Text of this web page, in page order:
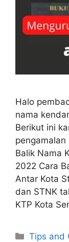
Halo
nama
Berikut ini
pengamalan
Balik Nama
2022 Cara
Antar Kota
dan STNK
KTP Kota
Tips and